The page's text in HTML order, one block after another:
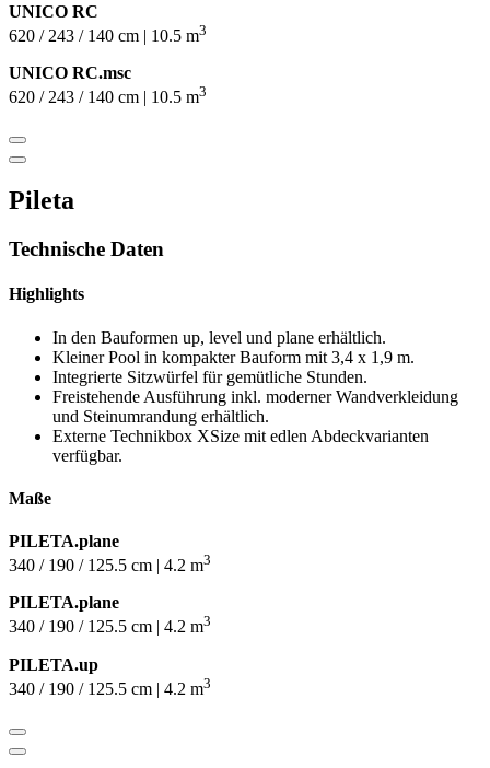
UNICO RC
620 / 243 / 140 cm | 10.5 m3
UNICO RC.msc
620 / 243 / 140 cm | 10.5 m3
Pileta
Technische Daten
Highlights
In den Bauformen up, level und plane erhältlich.
Kleiner Pool in kompakter Bauform mit 3,4 x 1,9 m.
Integrierte Sitzwürfel für gemütliche Stunden.
Freistehende Ausführung inkl. moderner Wandverkleidung
und Steinumrandung erhältlich.
Externe Technikbox XSize mit edlen Abdeckvarianten
verfügbar.
Maße
PILETA.plane
340 / 190 / 125.5 cm | 4.2 m3
PILETA.plane
340 / 190 / 125.5 cm | 4.2 m3
PILETA.up
340 / 190 / 125.5 cm | 4.2 m3